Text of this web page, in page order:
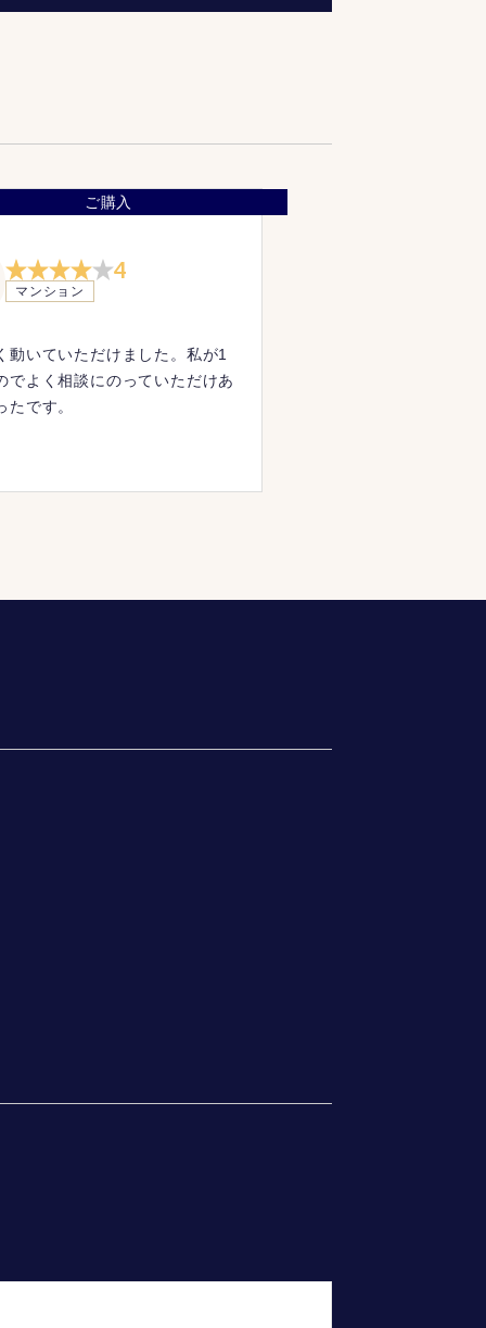
ご購入
4
マンション
動いていただけました。私が1
でよく相談にのっていただけあ
たです。